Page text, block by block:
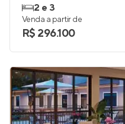
2 e 3
Venda a partir de
R$ 296.100